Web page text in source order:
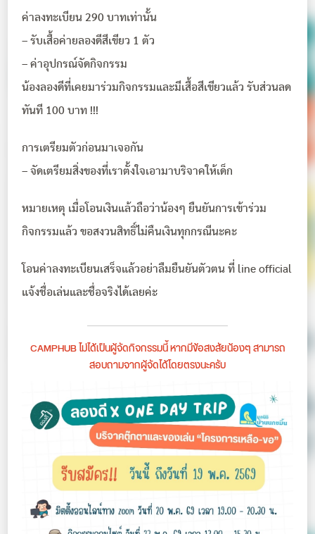
ค่าลงทะเบียน 290 บาทเท่านั้น
– รับเสื้อค่ายลองดีสีเขียว 1 ตัว
– ค่าอุปกรณ์จัดกิจกรรม
น้องลองดีที่เคยมาร่วมกิจกรรมและมีเสื้อสีเขียวแล้ว รับส่วนลด
ทันที 100 บาท !!!
การเตรียมตัวก่อนมาเจอกัน
– จัดเตรียมสิ่งของที่เราตั้งใจเอามาบริจาคให้เด็ก
หมายเหตุ เมื่อโอนเงินแล้วถือว่าน้องๆ ยืนยันการเข้าร่วม
กิจกรรมแล้ว ขอสงวนสิทธิ์ไม่คืนเงินทุกกรณีนะคะ
โอนค่าลงทะเบียนเสร็จแล้วอย่าลืมยืนยันตัวตน ที่ line official
แจ้งชื่อเล่นและชื่อจริงได้เลยค่ะ
CAMPHUB ไม่ได้เป็นผู้จัดกิจกรรมนี้ หากมีข้อสงสัยน้องๆ สามารถ
สอบถามจากผู้จัดได้โดยตรงนะครับ